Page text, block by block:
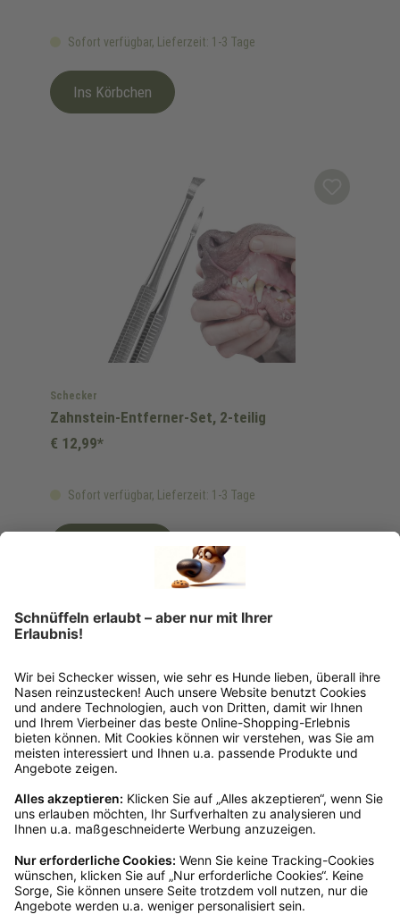
Sofort verfügbar, Lieferzeit: 1-3 Tage
Ins Körbchen
Schecker
Zahnstein-Entferner-Set, 2-teilig
Sofort verfügbar, Lieferzeit: 1-3 Tage
€ 12,99*
Schecker Schwarzkümmel-Granulat 250g
Ab€ 3,59*
Mengenrabatte